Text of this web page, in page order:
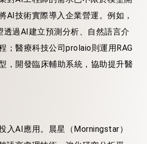
AI技術實際導入企業營運。例如，
過AI建立預測分析、自然語言介
；醫療科技公司prolaio則運用RAG
，開發臨床輔助系統，協助提升醫
入AI應用。晨星（Morningstar）